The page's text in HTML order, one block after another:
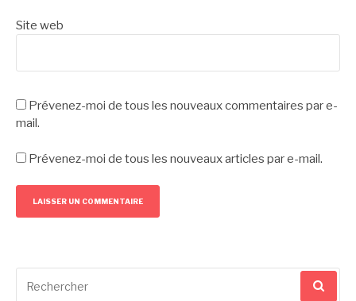
Site web
Prévenez-moi de tous les nouveaux commentaires par e-
mail.
Prévenez-moi de tous les nouveaux articles par e-mail.
pour